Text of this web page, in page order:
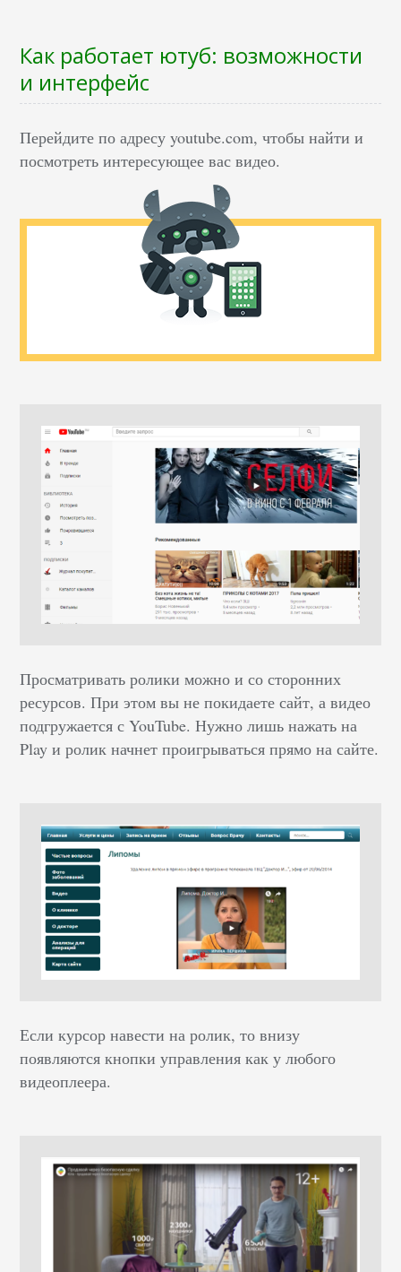
Как работает ютуб: возможности
и интерфейс
Перейдите по адресу youtube.com, чтобы найти и
посмотреть интересующее вас видео.
Просматривать ролики можно и со сторонних
ресурсов. При этом вы не покидаете сайт, а видео
подгружается с YouTube. Нужно лишь нажать на
Play и ролик начнет проигрываться прямо на сайте.
Если курсор навести на ролик, то внизу
появляются кнопки управления как у любого
видеоплеера.